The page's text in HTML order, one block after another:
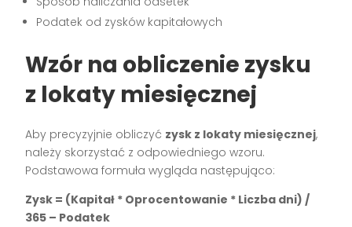
Podatek od zysków kapitałowych
Wzór na obliczenie zysku
z lokaty miesięcznej
Aby precyzyjnie obliczyć zysk z lokaty miesięcznej,
należy skorzystać z odpowiedniego wzoru.
Podstawowa formuła wygląda następująco:
Zysk = (Kapitał * Oprocentowanie * Liczba dni) /
365 – Podatek